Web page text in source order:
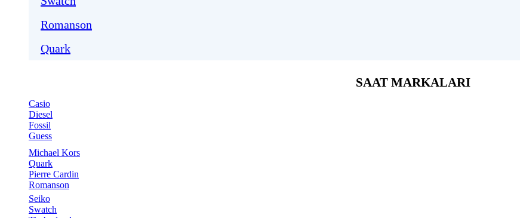
Romanson
Quark
SAAT MARKALARI
Casio
Diesel
Fossil
Guess
Michael Kors
Quark
Pierre Cardin
Romanson
Seiko
Swatch